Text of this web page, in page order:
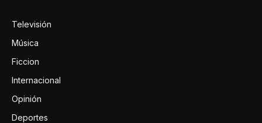
Televisión
Música
Ficcion
Internacional
Opinión
Deportes